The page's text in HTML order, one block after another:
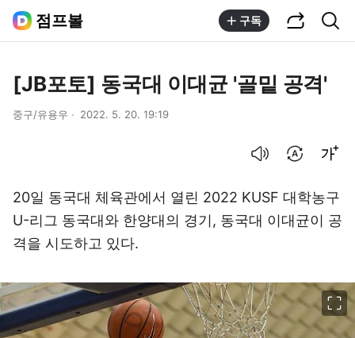
점프볼 구독
[JB포토] 동국대 이대균 '골밑 공격'
중구/유용우 2022. 5. 20. 19:19
20일 동국대 체육관에서 열린 2022 KUSF 대학농구
U-리그 동국대와 한양대의 경기, 동국대 이대균이 공
격을 시도하고 있다.